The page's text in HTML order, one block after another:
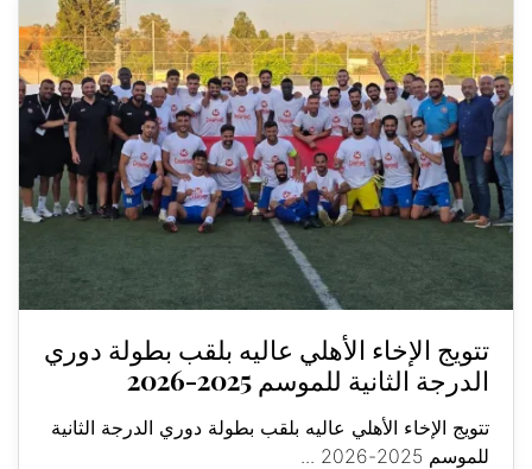
تتويج الإخاء الأهلي عاليه بلقب بطولة دوري
الدرجة الثانية للموسم 2025-2026
تتويج الإخاء الأهلي عاليه بلقب بطولة دوري الدرجة الثانية
للموسم 2025-2026 ...